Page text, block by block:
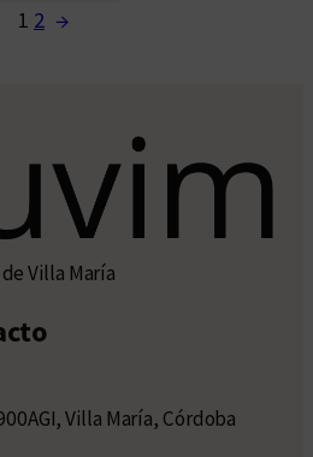
1 2 →
Villa María
Villa María, Córdoba